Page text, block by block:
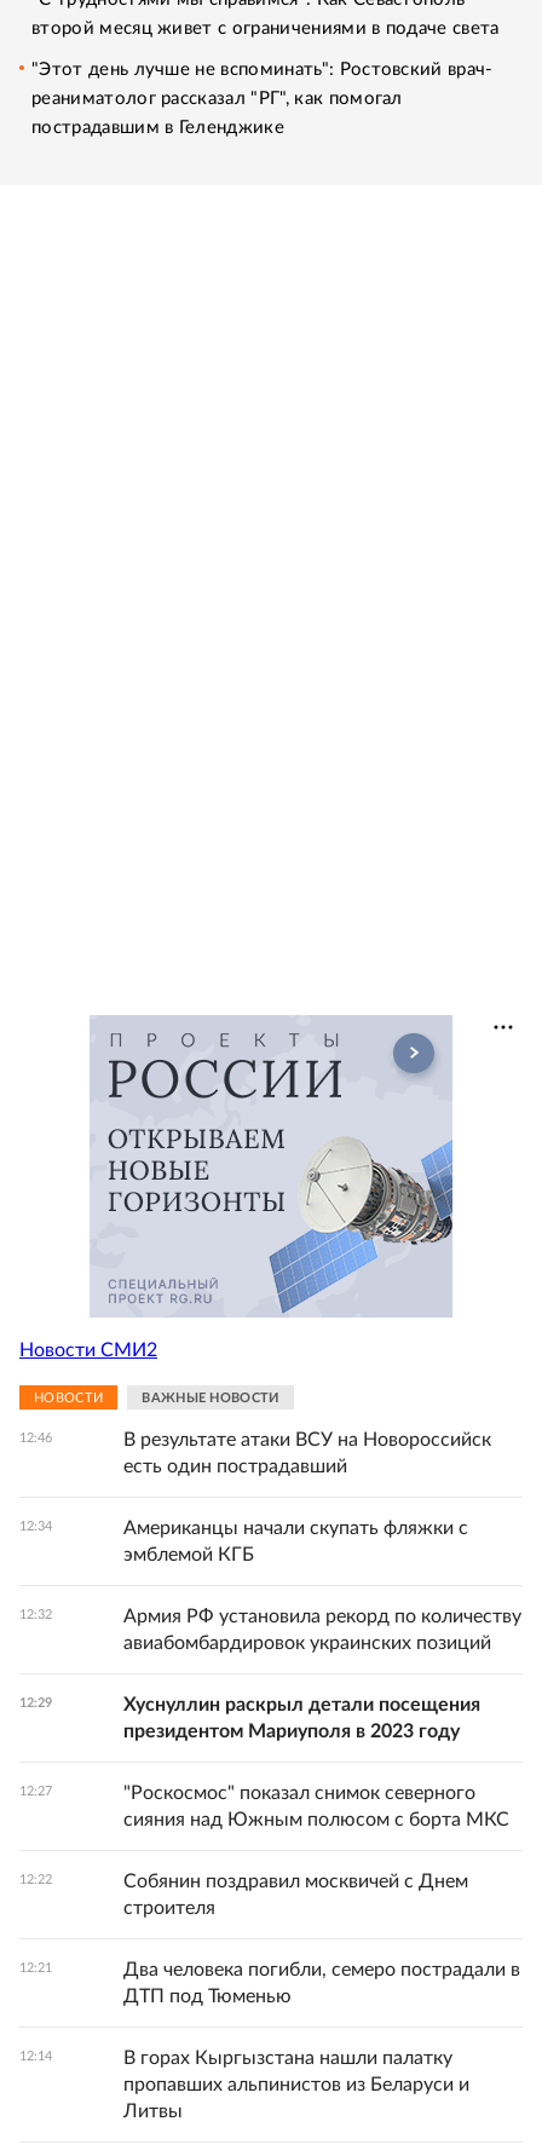
второй месяц живет с ограничениями в подаче света
"Этот день лучше не вспоминать": Ростовский врач-
реаниматолог рассказал "РГ", как помогал
пострадавшим в Геленджике
Новости СМИ2
НОВОСТИ ВАЖНЫЕ НОВОСТИ
12:46
В результате атаки ВСУ на Новороссийск
есть один пострадавший
12:34
Американцы начали скупать фляжки с
эмблемой КГБ
12:32
Армия РФ установила рекорд по количеству
авиабомбардировок украинских позиций
12:29
Хуснуллин раскрыл детали посещения
президентом Мариуполя в 2023 году
12:27
"Роскосмос" показал снимок северного
сияния над Южным полюсом с борта МКС
12:22
Собянин поздравил москвичей с Днем
строителя
12:21
Два человека погибли, семеро пострадали в
ДТП под Тюменью
12:14
В горах Кыргызстана нашли палатку
пропавших альпинистов из Беларуси и
Литвы